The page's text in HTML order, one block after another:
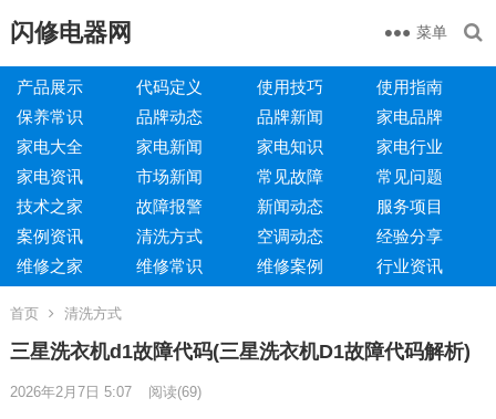
闪修电器网 菜单
产品展示 代码定义 使用技巧
使用指南
保养常识
品牌动态 品牌新闻
家电品牌
家电大全
家电新闻 家电知识
家电行业
家电资讯
市场新闻 常见故障
常见问题
技术之家
故障报警 新闻动态
服务项目
案例资讯
清洗方式 空调动态
经验分享
维修之家
维修常识 维修案例 行业资讯
首页 清洗方式
三星洗衣机d1故障代码(三星洗衣机D1故障代码解析)
2026年2月7日 5:07 阅读(69)